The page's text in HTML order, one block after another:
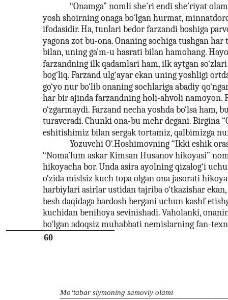
60
“Onamga” nomli she’ri endi she’riyat
yosh shoirning onaga bo‘lgan hurmat,
ifodasidir. Ha, tunlari bedor farzandi boshiga
yagona zot bu-ona. Onaning sochiga tushgan
bilan, uning ga’m-u hasrati bilan hamohang.
farzandning ilk qadamlari ham, ilk aytgan
bog‘liq. Farzand ulg‘ayar ekan uning yoshligi
go‘yo nur bo‘lib onaning sochlariga abadiy
har bir ajinda farzandning holi-ahvoli namoyon.
o‘zgarmaydi. Farzand necha yoshda bo‘lsa ham,
turaveradi. Chunki ona-bu mehr degani. Birgina
eshitishimiz bilan sergak tortamiz, qalbimizga
Yozuvchi O‘.Hoshimovning “Ikki eshik
“Noma’lum askar Kimsan Husanov hikoyasi”
hikoyacha bor. Unda asira ayolning qizalog‘i
o‘zida mislsiz kuch topa olgan ona jasorati
harbiylari asirlar ustidan tajriba o‘tkazishar ekan,
besh daqidaga bardosh bergani uchun kashf
kuchidan benihoya sevinishadi. Vaholanki,
bo‘lgan adoqsiz muhabbati nemislarning fan-
Mo‘tabar siymoning samoviy olami